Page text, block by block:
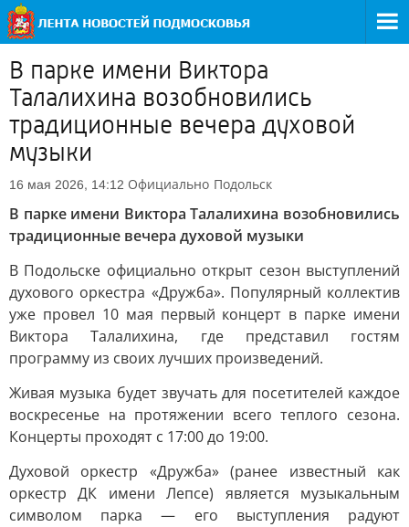
В парке имени Виктора
Талалихина возобновились
традиционные вечера духовой
музыки
16 мая 2026, 14:12 Официально Подольск
В парке имени Виктора Талалихина возобновились
традиционные вечера духовой музыки
В Подольске официально открыт сезон выступлений
духового оркестра «Дружба». Популярный коллектив
уже провел 10 мая первый концерт в парке имени
Виктора Талалихина, где представил гостям
программу из своих лучших произведений.
Живая музыка будет звучать для посетителей каждое
воскресенье на протяжении всего теплого сезона.
Концерты проходят с 17:00 до 19:00.
Духовой оркестр «Дружба» (ранее известный как
оркестр ДК имени Лепсе) является музыкальным
символом парка — его выступления радуют